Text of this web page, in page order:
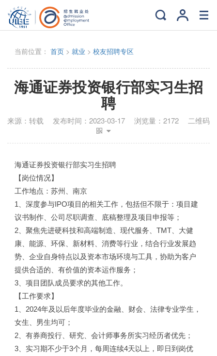
当前位置： 首页 > 就业 > 校友招聘专区
海通证券投资银行部实习生招
聘
来源： 转载 发布时间： 2023-03-17 浏览量： 2172 二维码
海通证券投资银行部实习生招聘
【岗位情况】
工作地点：苏州、南京
1、深度参与IPO项目的相关工作，包括但不限于：项目建
议书制作、公司尽职调查、底稿整理及项目申报等；
2、聚焦先进硬科技和高端制造、现代服务、TMT、大健
康、能源、环保、新材料、消费等行业，结合行业发展趋
势、企业自身特点以及资本市场环境与工具，协助为客户
提供合适的、有价值的资本运作服务；
3、项目团队成员要求的其他工作。
【工作要求】
1、2024年及以后年度毕业的金融、财会、法律专业学生，
女生、男生均可；
2、有券商投行、研究、会计师事务所实习经历者优先；
3、实习期不少于3个月，每周连续4天以上，即日到岗优